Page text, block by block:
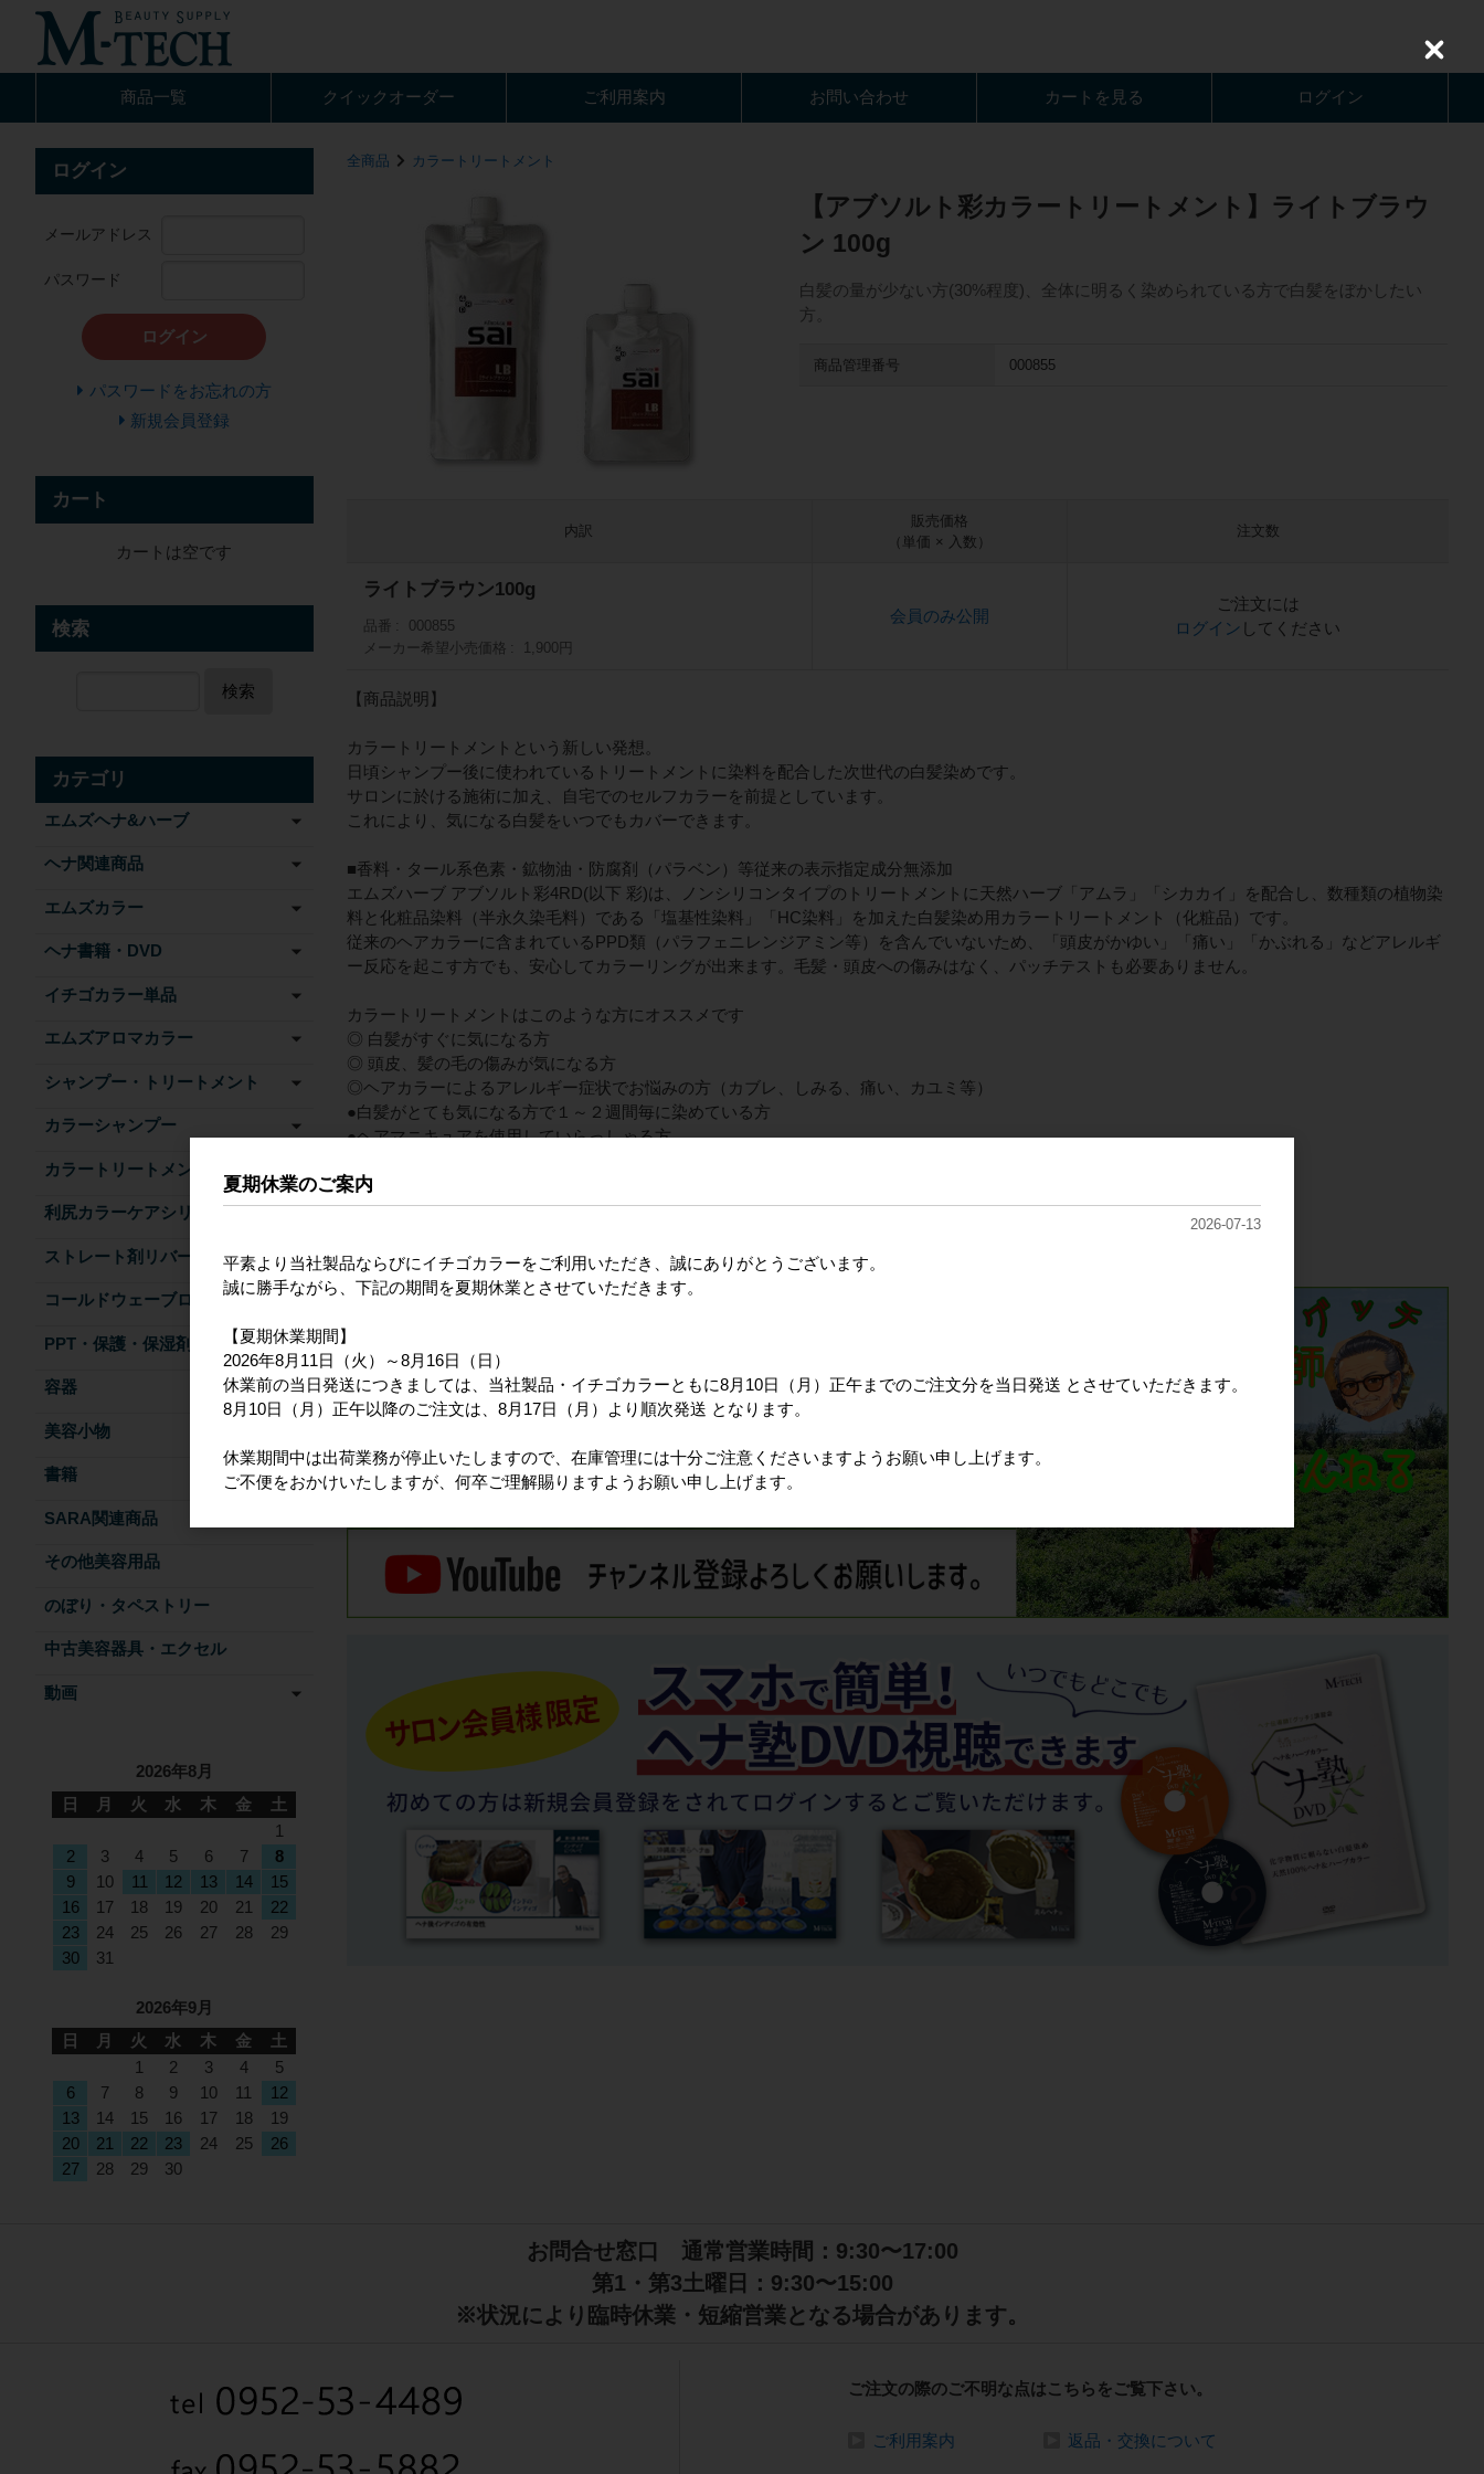
商品一覧 クイック オーダー ご利用案内 お問い合わせ カートを見る ログイン
全商品 カラートリートメント
【アブソルト彩カラートリートメント】ライトブラウ
ン 100g
白髪の量が少ない方(30%程度)、全体に明るく染められている方で白髪をぼかしたい
方。
商品管理番号 000855
内訳
販売価格
（単価 × 入数）
注文数
ライトブラウン100g
品番
000855
メーカー希望小売価格
1,900円
会員のみ公開
ご注文には
ログイン してください
【商品説明】
カラートリートメントという新しい発想。
日頃シャンプー後に使われているトリートメントに染料を配合した次世代の白髪染めです。
サロンに於ける施術に加え、自宅でのセルフカラーを前提としています。
これにより、気になる白髪をいつでもカバーできます。
■香料・タール系色素・鉱物油・防腐剤（パラベン）等従来の表示指定成分無添加
エムズハーブ アブソルト彩4RD(以下 彩)は、ノンシリコンタイプのトリートメントに天然ハーブ「アムラ」「シカカイ」を配合し、数種類の植物染
料と化粧品染料（半永久染毛料）である「塩基性染料」「HC染料」を加えた白髪染め用カラートリートメント（化粧品）です。
従来のヘアカラーに含まれているPPD類（パラフェニレンジアミン等）を含んでいないため、「頭皮がかゆい」「痛い」「かぶれる」などアレルギ
ー反応を起こす方でも、安心してカラーリングが出来ます。毛髪・頭皮への傷みはなく、パッチテストも必要ありません。
カラートリートメントはこのような方にオススメです
◎ 白髪がすぐに気になる方
◎ 頭皮、髪の毛の傷みが気になる方
◎ヘアカラーによるアレルギー症状でお悩みの方（カブレ、しみる、痛い、カユミ等）
●白髪がとても気になる方で１～２週間毎に染めている方
●ヘアマニキュアを使用していらっしゃる方
●染めている時に具合が悪くなったことがある方
●「出来るだけ身体に負担のないカラーを・・・」とお考えの方
●従来の染毛剤のニオイが嫌いな方
ログイン
メールアドレス
パスワード
ログイン
パスワードをお忘れの方
新規会員登録
カート
カートは空です
検索
検索
カテゴリ
エムズヘナ&ハーブ
ヘナ関連商品
エムズカラー
ヘナ書籍・DVD
イチゴカラー単品
エムズアロマカラー
シャンプー・トリートメント
カラーシャンプー
カラートリートメント
利尻カラーケアシリーズ
ストレート剤リバース
コールドウェーブローション
PPT・保護・保湿剤
容器
美容小物
書籍
SARA関連商品
その他美容用品
のぼり・タペストリー
中古美容器具・エクセル
動画
2026年8月
日
月 火 水 木 金
土
1
2
3 4 5 6 7
8
9
10 11 12 13 14
15
16
17 18 19 20 21
22
23
24 25 26 27 28
29
30
31
2026年9月
日
月 火 水 木 金
土
1
2 3 4
5
6
7 8 9 10 11
12
13
14 15 16 17 18
19
20
21 22 23 24 25
26
27
28 29 30
お問合せ窓口 通常営業時間：9:30〜17:00
第1・第3土曜日：9:30〜15:00
※状況により臨時休業・短縮営業となる場合があります。
ご注文の際のご不明な点はこちらをご覧下さい。
ご利用案内 返品・交換について
夏期休業のご案内
2026-07-13
平素より当社製品ならびにイチゴカラーをご利用いただき、誠にありがとうございます。
誠に勝手ながら、下記の期間を夏期休業とさせていただきます。
【夏期休業期間】
2026年8月11日（火）～8月16日（日）
休業前の当日発送につきましては、当社製品・イチゴカラーともに8月10日（月）正午までのご注文分を当日発送 とさせていただきます。
8月10日（月）正午以降のご注文は、8月17日（月）より順次発送 となります。
休業期間中は出荷業務が停止いたしますので、在庫管理には十分ご注意くださいますようお願い申し上げます。
ご不便をおかけいたしますが、何卒ご理解賜りますようお願い申し上げます。
C
l